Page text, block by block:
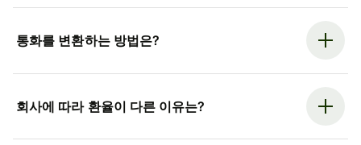
통화를 변환하는 방법은?
회사에 따라 환율이 다른 이유는?